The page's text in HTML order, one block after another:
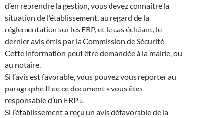
d’en reprendre la gestion, vous devez connaître la
situation de l’établissement, au regard de la
réglementation sur les ERP, et le cas échéant, le
dernier avis émis par la Commission de Sécurité.
Cette information peut être demandée à la mairie, ou
au notaire.
Si l’avis est favorable, vous pouvez vous reporter au
paragraphe II de ce document « vous êtes
responsable d’un ERP ».
Si l’établissement a reçu un avis défavorable de la